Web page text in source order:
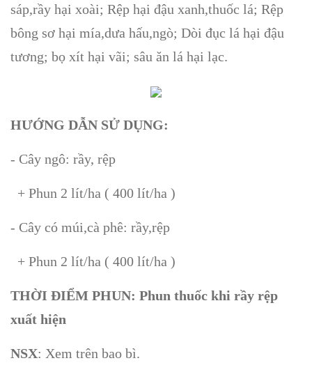
sáp,rầy hại xoài; Rệp hại đậu xanh,thuốc lá; Rệp
bông sơ hại mía,dưa hấu,ngò; Dòi đục lá hại đậu
tương; bọ xít hại vãi; sâu ăn lá hại lạc.
HƯỚNG DẪN SỬ DỤNG:
- Cây ngô: rầy, rệp
+ Phun 2 lít/ha ( 400 lít/ha )
- Cây có múi,cà phê: rầy,rệp
+ Phun 2 lít/ha ( 400 lít/ha )
THỜI ĐIỂM PHUN: Phun thuốc khi rầy rệp
xuất hiện
NSX: Xem trên bao bì.